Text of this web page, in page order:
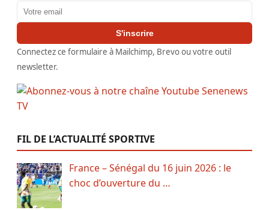
Adresse email
S'inscrire
Connectez ce formulaire à Mailchimp, Brevo ou votre outil
newsletter.
FIL DE L’ACTUALITÉ SPORTIVE
France – Sénégal du 16 juin 2026 : le
choc d’ouverture du …